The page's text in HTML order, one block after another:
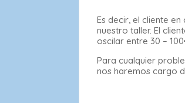
Es decir, el cliente
nuestro taller. El
oscilar entre 30 –
Para cualquier
nos haremos cargo